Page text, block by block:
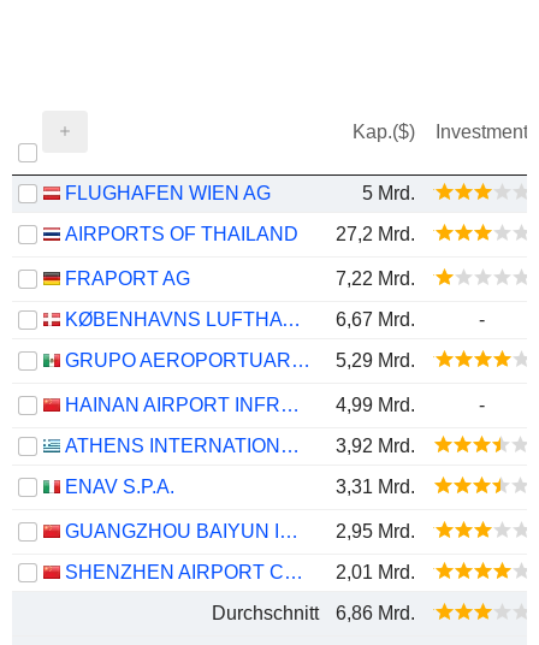
Kap.($) Investment
FLUGHAFEN WIEN AG
5 Mrd.
AIRPORTS OF THAILAND
27,2 Mrd.
FRAPORT AG
7,22 Mrd.
KØBENHAVNS LUFTHAVNE A/S
6,67 Mrd.
-
GRUPO AEROPORTUARIO DEL CENTRO NORTE, S.A.B. DE C.V.
5,29 Mrd.
HAINAN AIRPORT INFRASTRUCTURE CO., LTD 4,99 Mrd.
-
ATHENS INTERNATIONAL AIRPORT AE
3,92 Mrd.
ENAV S.P.A.
3,31 Mrd.
GUANGZHOU BAIYUN INTERNATIONAL AIRPORT COMPANY LIMITED
2,95 Mrd.
SHENZHEN AIRPORT CO., LTD.
2,01 Mrd.
Durchschnitt
6,86 Mrd.